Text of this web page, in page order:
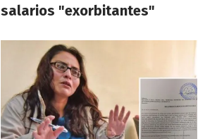
salarios "exorbitantes"